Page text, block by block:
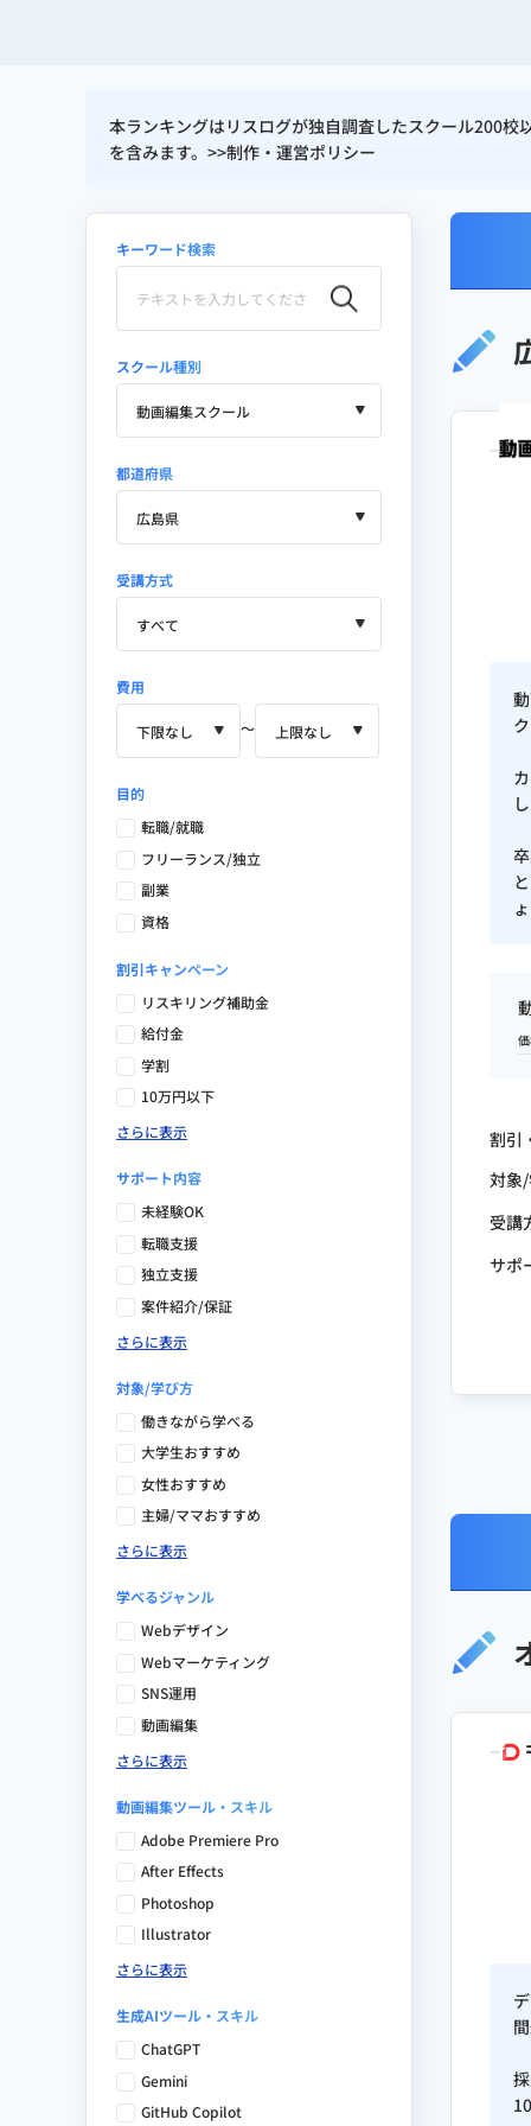
本ランキングはリスログが独自調査したスクール200
を含みます。>>制作・運営ポリシー
キーワード検索
スクール種別
都道府県
受講方式
費用
〜
目的
転職/就職
フリーランス/独立
副業
資格
割引キャンペーン
リスキリング補助金
給付金
学割
10万円以下
さらに表示
サポート内容
未経験OK
転職支援
独立支援
案件紹介/保証
さらに表示
対象/学び方
働きながら学べる
大学生おすすめ
女性おすすめ
主婦/ママおすすめ
さらに表示
学べるジャンル
Webデザイン
Webマーケティング
SNS運用
動画編集
さらに表示
動画編集ツール・スキル
Adobe Premiere Pro
After Effects
Photoshop
Illustrator
さらに表示
生成AIツール・スキル
ChatGPT
Gemini
GitHub Copilot
割引
対象
受講
サポ